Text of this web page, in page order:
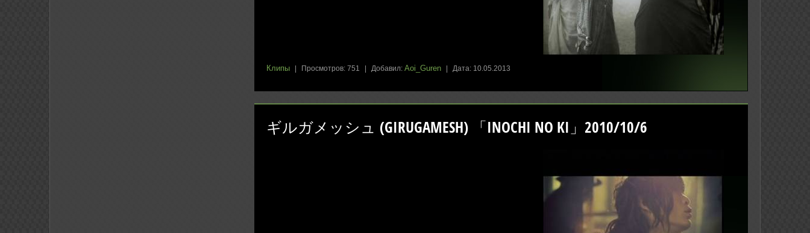
Клипы Просмотров: 751 Добавил: Aoi_Guren Дата: 10.05.2013
ギルガメッシュ (GIRUGAMESH) 「INOCHI NO KI」2010/10/6